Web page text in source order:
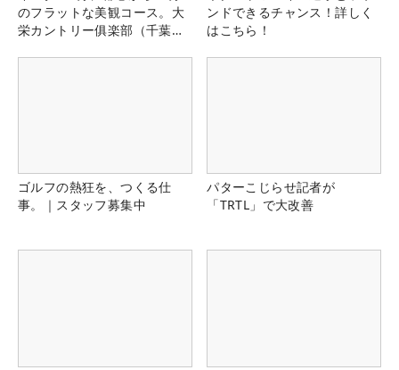
のフラットな美観コース。大
栄カントリー俱楽部（千葉
ンドできるチャンス！詳しく
はこちら！
ゴルフの熱狂を、つくる仕
事。｜スタッフ募集中
パターこじらせ記者が
「TRTL」で大改善